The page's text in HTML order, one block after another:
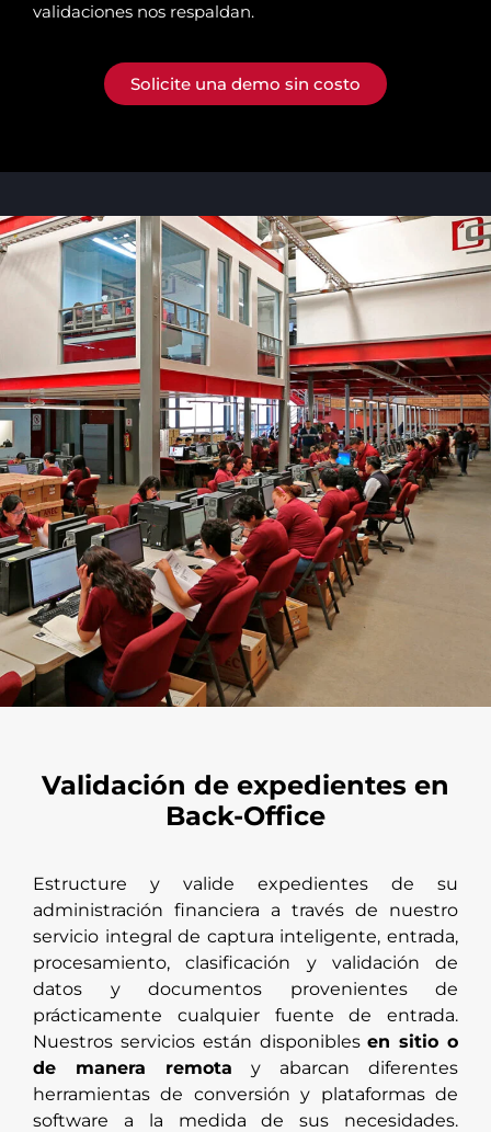
validaciones nos respaldan.
Solicite una demo sin costo
Validación de expedientes en
Back-Office
Estructure y valide expedientes de su
administración financiera a través de nuestro
servicio integral de captura inteligente, entrada,
procesamiento, clasificación y validación de
datos y documentos provenientes de
prácticamente cualquier fuente de entrada.
Nuestros servicios están disponiblesen sitio o
de manera remota y abarcan diferentes
herramientas de conversión y plataformas de
software a la medida de sus necesidades.